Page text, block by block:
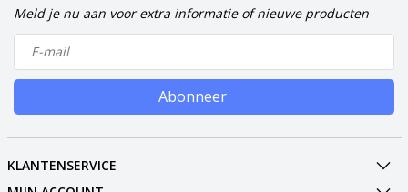
Meld je nu aan voor extra informatie of nieuwe producten
Abonneer
KLANTENSERVICE